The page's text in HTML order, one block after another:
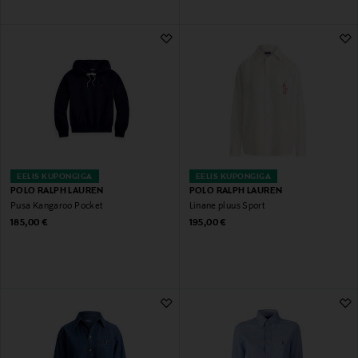
EELIS KUPONGIGA
POLO RALPH LAUREN
Pusa Kangaroo Pocket
Original Price
185,00 €
EELIS KUPONGIGA
POLO RALPH LAUREN
Linane pluus Sport
Original Price
195,00 €